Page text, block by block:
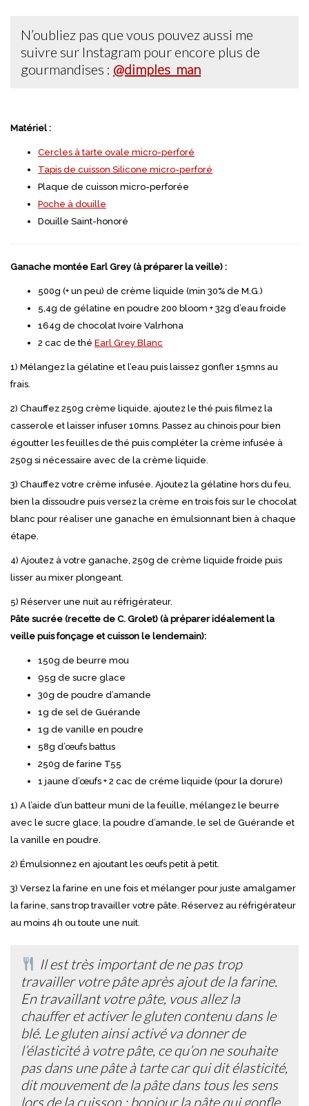
N’oubliez pas que vous pouvez aussi me
suivre sur Instagram pour encore plus de
gourmandises : @dimples_man
Matériel :
Cercles à tarte ovale micro-perforé
Tapis de cuisson Silicone micro-perforé
Plaque de cuisson micro-perforée
Poche à douille
Douille Saint-honoré
Ganache montée Earl Grey (à préparer la veille) :
500g (+ un peu) de crème liquide (min 30% de M.G.)
5,4g de gélatine en poudre 200 bloom + 32g d’eau froide
164g de chocolat Ivoire Valrhona
2 cac de thé Earl Grey Blanc
1) Mélangez la gélatine et l’eau puis laissez gonfler 15mns au
frais.
2) Chauffez 250g crème liquide, ajoutez le thé puis filmez la
casserole et laisser infuser 10mns. Passez au chinois pour bien
égoutter les feuilles de thé puis compléter la crème infusée à
250g si nécessaire avec de la crème liquide.
3) Chauffez votre crème infusée. Ajoutez la gélatine hors du feu,
bien la dissoudre puis versez la crème en trois fois sur le chocolat
blanc pour réaliser une ganache en émulsionnant bien à chaque
étape.
4) Ajoutez à votre ganache, 250g de crème liquide froide puis
lisser au mixer plongeant.
5) Réserver une nuit au réfrigérateur.
Pâte sucrée (recette de C. Grolet) (à préparer idéalement la
veille puis fonçage et cuisson le lendemain):
150g de beurre mou
95g de sucre glace
30g de poudre d’amande
1g de sel de Guérande
1g de vanille en poudre
58g d’œufs battus
250g de farine T55
1 jaune d’œufs + 2 cac de créme liquide (pour la dorure)
1) A l’aide d’un batteur muni de la feuille, mélangez le beurre
avec le sucre glace, la poudre d’amande, le sel de Guérande et
la vanille en poudre.
2) Émulsionnez en ajoutant les œufs petit à petit.
3) Versez la farine en une fois et mélanger pour juste amalgamer
la farine, sans trop travailler votre pâte. Réservez au réfrigérateur
au moins 4h ou toute une nuit.
Il est très important de ne pas trop
travailler votre pâte après ajout de la farine.
En travaillant votre pâte, vous allez la
chauffer et activer le gluten contenu dans le
blé. Le gluten ainsi activé va donner de
l’élasticité à votre pâte, ce qu’on ne souhaite
pas dans une pâte à tarte car qui dit élasticité,
dit mouvement de la pâte dans tous les sens
lors de la cuisson : bonjour la pâte qui gonfle